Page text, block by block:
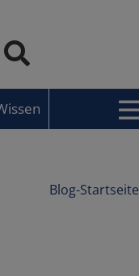
Blog-Startseite